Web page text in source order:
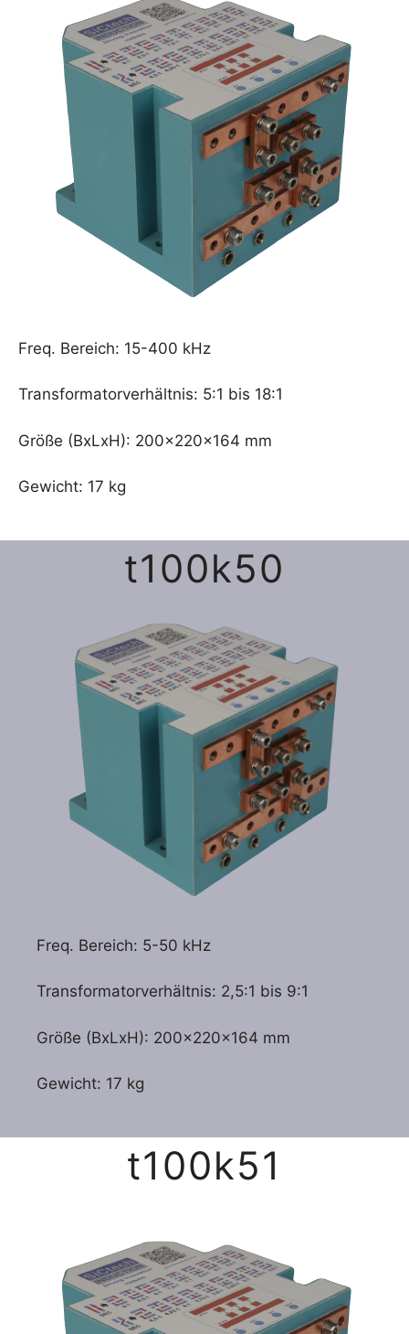
Freq. Bereich: 15-400 kHz
Transformatorverhältnis: 5:1 bis 18:1
Größe (BxLxH): 200x220x164 mm
Gewicht: 17 kg
t100k50
Freq. Bereich: 5-50 kHz
Transformatorverhältnis: 2,5:1 bis 9:1
Größe (BxLxH): 200x220x164 mm
Gewicht: 17 kg
t100k51